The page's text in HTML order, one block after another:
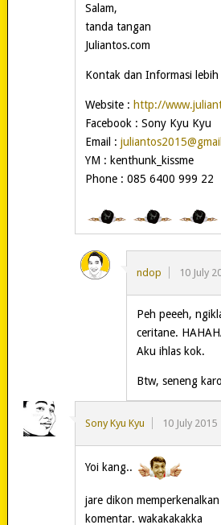
Salam,
tanda tangan
Juliantos.com
Kontak dan Informasi
Website : http://
Facebook : Sony Kyu Kyu
Email :
YM : kenthunk_kissme
Phone : 085 6400 999 22
ndop 10 July
Peh peeeh,
ceritane.
Aku ihlas kok.
Btw, seneng
Sony Kyu Kyu 10 July 2015
Yoi kang..
jare dikon
komentar. wakakakakka